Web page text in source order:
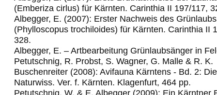
(Emberiza cirlus) für Kärnten. Carinthia II 197/117,
Albegger, E. (2007): Erster Nachweis des
(Phylloscopus trochiloides) für Kärnten. Carinthia II
328.
Albegger, E. – Artbearbeitung Grünlaubsänger in
Petutschnig, R. Probst, S. Wagner, G. Malle & R. K.
Buschenreiter (2008): Avifauna Kärntens - Bd. 2:
Naturwiss. Ver. f. Kärnten. Klagenfurt, 464 pp.
Petutschnig, W. & E. Albegger (2009): Ein Kärntner